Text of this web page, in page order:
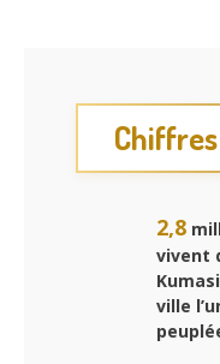
2,8
vivent
ville